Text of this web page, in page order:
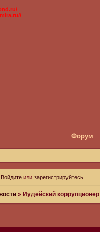
Форум
Войдитеили зарегистрируйтесь.
» Иудейский коррупционер